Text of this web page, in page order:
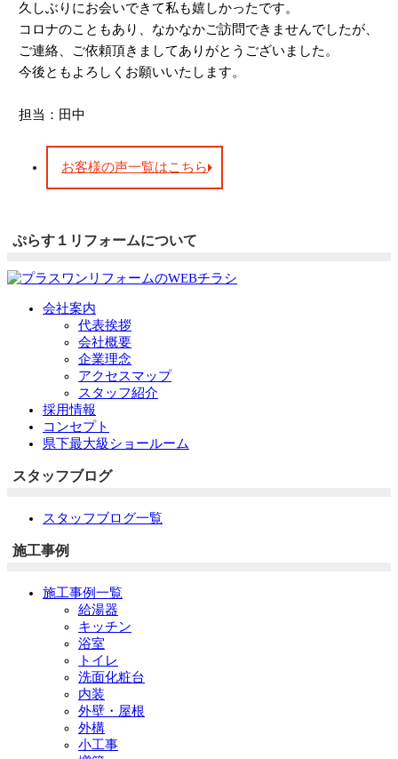
久しぶりにお会いできて私も嬉しかったです。
コロナのこともあり、なかなかご訪問できませんでしたが、
ご連絡、ご依頼頂きましてありがとうございました。
今後ともよろしくお願いいたします。
担当：田中
お客様の声一覧はこちら
ぷらす１リフォームについて
会社案内
代表挨拶
会社概要
企業理念
アクセスマップ
スタッフ紹介
採用情報
コンセプト
県下最大級ショールーム
スタッフブログ
スタッフブログ一覧
施工事例
施工事例一覧
給湯器
キッチン
浴室
トイレ
洗面化粧台
内装
外壁・屋根
外構
小工事